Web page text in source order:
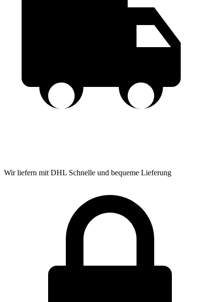
Wir liefern mit DHL Schnelle und bequeme Lieferung